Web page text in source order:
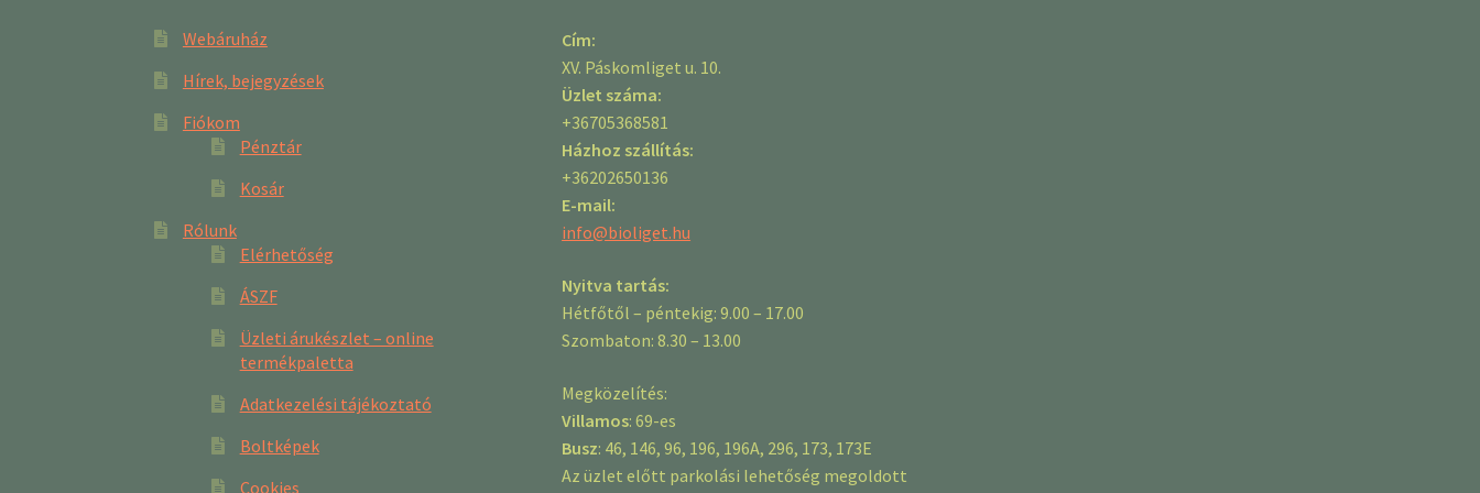
Webáruház
Hírek, bejegyzések
Fiókom
Pénztár
Kosár
Rólunk
Elérhetőség
ÁSZF
Üzleti árukészlet – online
termékpaletta
Adatkezelési tájékoztató
Boltképek
Cookies
Cím:
XV. Páskomliget u. 10.
Üzlet száma:
+36705368581
Házhoz szállítás:
+36202650136
E-mail:
info@bioliget.hu
Nyitva tartás:
Hétfőtől – péntekig: 9.00 – 17.00
Szombaton: 8.30 – 13.00
Megközelítés:
Villamos: 69-es
Busz: 46, 146, 96, 196, 196A, 296, 173, 173E
Az üzlet előtt parkolási lehetőség megoldott